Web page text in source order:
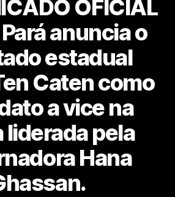
OFICIAL
anuncia o
estadual
Caten como
a vice na
liderada pela
Hana